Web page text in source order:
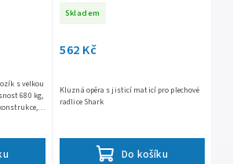
s velkou
680 kg,
Skladem
562 Kč
Do košíku
Kluzná opěra s jisticí maticí pro plechové
radlice Shark